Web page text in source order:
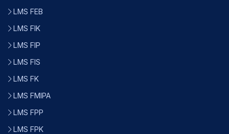
LMS FEB
LMS FIK
LMS FIP
LMS FIS
LMS FK
LMS FMIPA
LMS FPP
LMS FPK